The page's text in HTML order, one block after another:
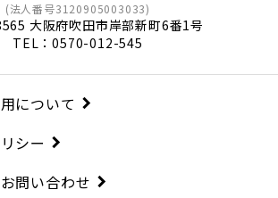
(法人番号3120905003033)
大阪府吹田市岸部新町6番1号
TEL：0570-012-545
について
シー
問い合わせ